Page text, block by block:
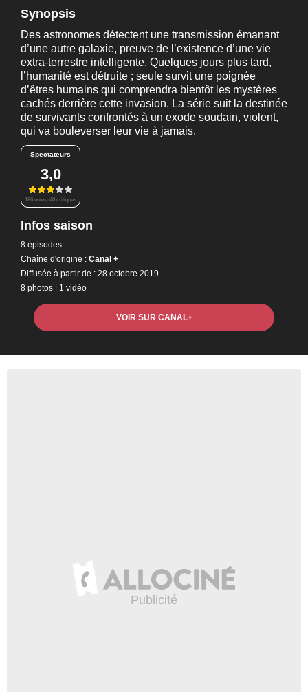
Synopsis
Des astronomes détectent une transmission émanant
d’une autre galaxie, preuve de l’existence d’une vie
extra-terrestre intelligente. Quelques jours plus tard,
l’humanité est détruite ; seule survit une poignée
d’êtres humains qui comprendra bientôt les mystères
cachés derrière cette invasion. La série suit la destinée
de survivants confrontés à un exode soudain, violent,
qui va bouleverser leur vie à jamais.
Spectateurs
3,0
186 notes, 40 critiques
Infos saison
8 épisodes
Chaîne d'origine : Canal +
Diffusée à partir de : 28 octobre 2019
8 photos | 1 vidéo
VOIR SUR CANAL+